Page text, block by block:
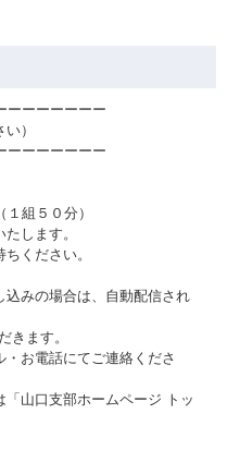
ーーーーーーー
）
ーーーーーーー
組５０分）
します。
ください。
みの場合は、自動配信され
ます。
お電話にてご連絡くださ
山口支部ホームページ トッ